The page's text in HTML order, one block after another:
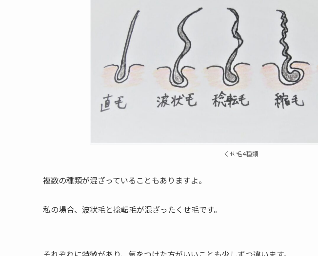
くせ毛4種類
複数の種類が混ざっていることもありますよ。
私の場合、波状毛と捻転毛が混ざったくせ毛です。